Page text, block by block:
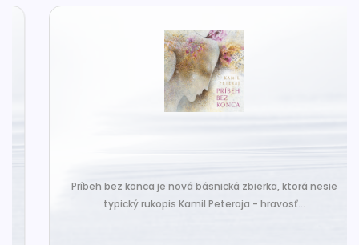
Príbeh bez konca je nová básnická zbierka, ktorá nesie
typický rukopis Kamil Peteraja - hravosť...